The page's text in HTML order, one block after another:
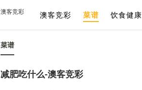
澳客竞彩 澳客竞彩 菜谱 饮食健康
菜谱
减肥吃什么-澳客竞彩